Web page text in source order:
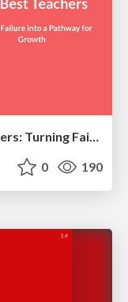
Why Mistakes Are the Best Teachers: Turning Failure into a Pathway for Growth
0 190